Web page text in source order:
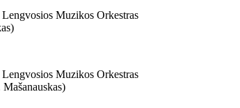
Muzikos Orkestras
Muzikos Orkestras